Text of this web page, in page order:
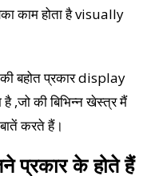
काम होता है visually
बहोत प्रकार display
,जो की बिभिन्न खेस्त्र मैं
करते हैं।
प्रकार के होते हैं